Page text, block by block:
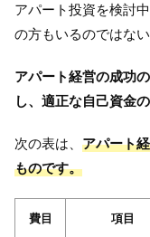
アパート投資を検討
の方もいるのではな
アパート経営の成功
し、適正な自己資金
次の表は、 アパート
ものです。
費目 項目